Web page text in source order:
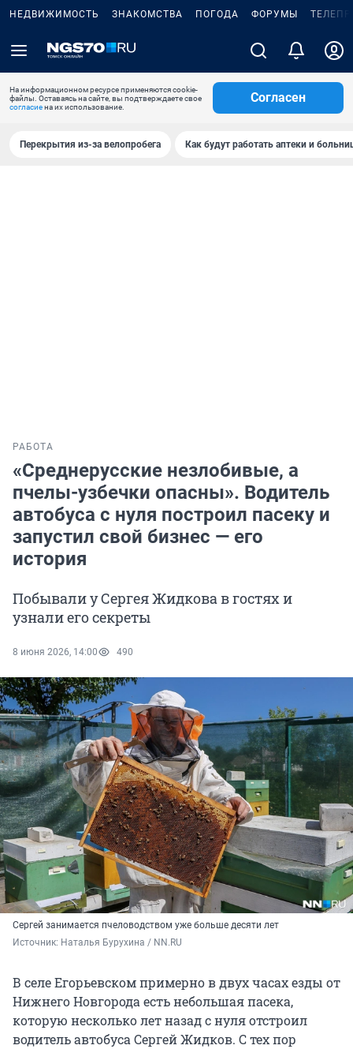
НЕДВИЖИМОСТЬ ЗНАКОМСТВА ПОГОДА ФОРУМЫ
На информационном ресурсе применяются cookie-
файлы. Оставаясь на сайте, вы подтверждаете свое
согласиена их использование.
Согласен
Перекрытия из-за велопробега Как будут работать аптеки и
РАБОТА
«Среднерусские незлобивые, а
пчелы-узбечки опасны». Водитель
автобуса с нуля построил пасеку и
запустил свой бизнес — его
история
Побывали у Сергея Жидкова в гостях и
узнали его секреты
8 июня 2026, 14:00 490
Сергей занимается пчеловодством уже больше десяти лет
Источник: Наталья Бурухина / NN.RU
В селе Егорьевском примерно в двух часах езды от
Нижнего Новгорода есть небольшая пасека,
которую несколько лет назад с нуля отстроил
водитель автобуса Сергей Жидков. С тех пор